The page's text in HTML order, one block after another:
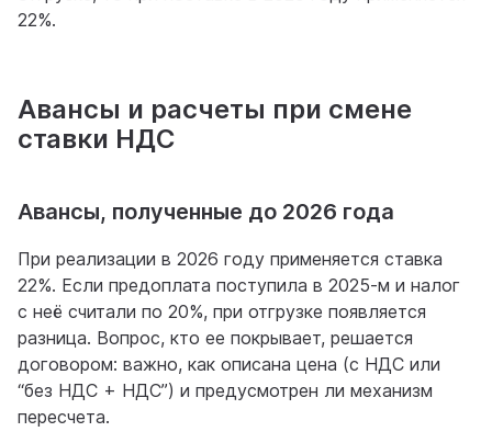
22%.
Авансы и расчеты при смене
ставки НДС
Авансы, полученные до 2026 года
При реализации в 2026 году применяется ставка
22%. Если предоплата поступила в 2025-м и налог
с неё считали по 20%, при отгрузке появляется
разница. Вопрос, кто ее покрывает, решается
договором: важно, как описана цена (с НДС или
“без НДС + НДС”) и предусмотрен ли механизм
пересчета.